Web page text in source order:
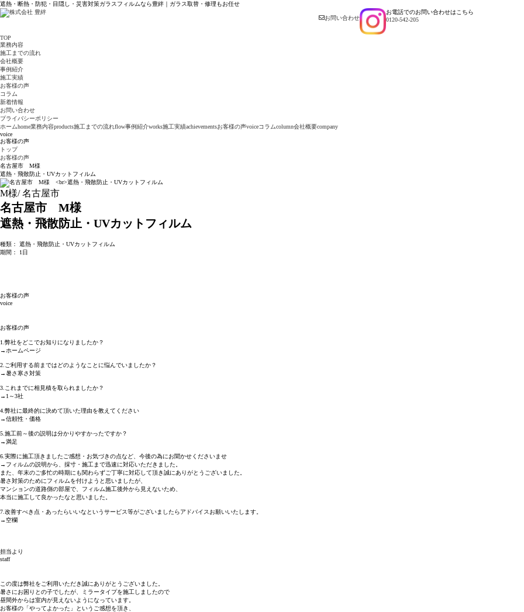
遮熱・断熱・防犯・目隠し・災害対策ガラスフィルムなら豊絆｜ガラス取替・修理もお任せ
お問い合わせ
お電話でのお問い合わせはこちら
0120-542-205
TOP
業務内容
施工までの流れ
会社概要
事例紹介
施工実績
お客様の声
コラム
新着情報
お問い合わせ
プライバシーポリシー
ホームhome業務内容products施工までの流れflow事例紹介works施工実績achievementsお客様の声voiceコラムcolumn会社概要company
voice
お客様の声
トップ
お客様の声
名古屋市 M様
遮熱・飛散防止・UVカットフィルム
M様/ 名古屋市
名古屋市 M様
遮熱・飛散防止・UVカットフィルム
種類： 遮熱・飛散防止・UVカットフィルム
期間： 1日
お客様の声
voice
お客様の声
1.弊社をどこでお知りになりましたか？
→ホームページ
2.ご利用する前まではどのようなことに悩んでいましたか？
→暑さ寒さ対策
3.これまでに相見積を取られましたか？
→1～3社
4.弊社に最終的に決めて頂いた理由を教えてください
→信頼性・価格
5.施工前～後の説明は分かりやすかったですか？
→満足
6.実際に施工頂きましたご感想・お気づきの点など、今後の為にお聞かせくださいませ
→フィルムの説明から、採寸・施工まで迅速に対応いただきました。
また、年末のご多忙の時期にも関わらずご丁寧に対応して頂き誠にありがとうございました。
暑さ対策のためにフィルムを付けようと思いましたが、
マンションの道路側の部屋で、フィルム施工後外から見えないため、
本当に施工して良かったなと思いました。
7.改善すべき点・あったらいいなというサービス等がございましたらアドバイスお願いいたします。
→空欄
担当より
staff
この度は弊社をご利用いただき誠にありがとうございました。
暑さにお困りとの子でしたが、ミラータイプを施工しましたので
昼間外からは室内が見えないようになっています。
お客様の「やってよかった」というご感想を頂き、